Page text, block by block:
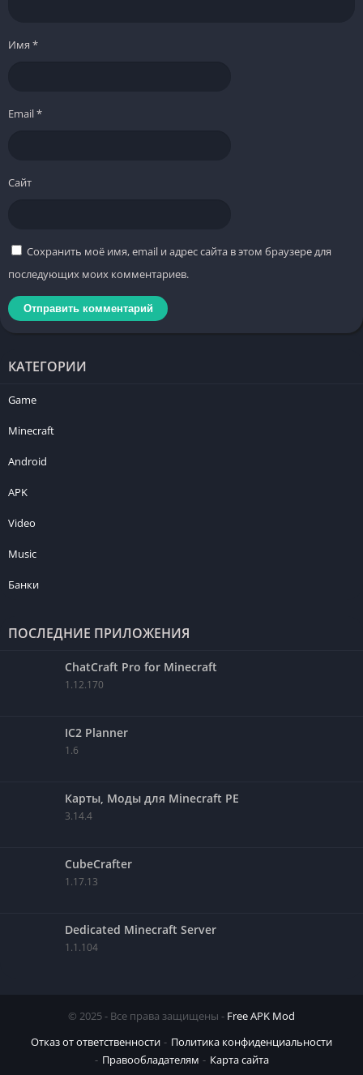
Имя *
Email*
Сайт
Сохранить моё имя, email и адрес сайта в этом браузере для
последующих моих комментариев.
КАТЕГОРИИ
Game
Minecraft
Android
APK
Video
Music
Банки
ПОСЛЕДНИЕ ПРИЛОЖЕНИЯ
ChatCraft Pro for Minecraft
1.12.170
IC2 Planner
1.6
Карты, Моды для Minecraft PE
3.14.4
CubeCrafter
1.17.13
Dedicated Minecraft Server
1.1.104
© 2025 - Все права защищены - Free APK Mod
Отказ от ответственности
Политика конфиденциальности
Правообладателям
Карта сайта